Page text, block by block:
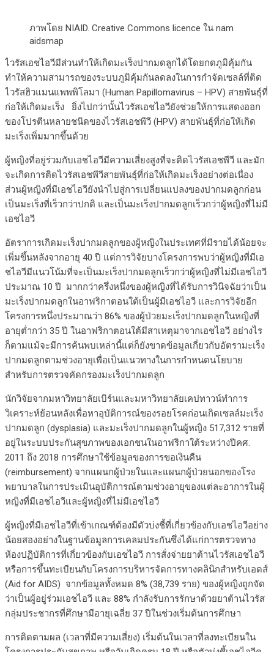
ภาพโดย NIAID. Creative Commons licence ใน nam
aidsmap
ไวรัสเอชไอวีมีส่วนทำให้เกิดมะเร็งปากมดลูกได้โดยกดภูมิคุ้มกัน
ทำให้ความสามารถของระบบภูมิคุ้มกันลดลงในการกำจัดเซลล์ที่ติด
ไวรัสฮิวแมนแพพพิโลมา (Human Papillomavirus – HPV) สายพันธุ์ที่
ก่อให้เกิดมะเร็ง ยิ่งไปกว่านั้นไวรัสเอชไอวียังช่วยให้การแสดงออก
ของโปรตีนหลายชนิดของไวรัสเอชพีวี (HPV) สายพันธุ์ที่ก่อให้เกิด
มะเร็งเพิ่มมากขึ้นด้วย
ผู้หญิงที่อยู่ร่วมกับเอชไอวีมีความเสี่ยงสูงที่จะติดไวรัสเอชพีวี และมัก
จะเกิดการติดไวรัสเอชพีวีสายพันธุ์ที่ก่อให้เกิดมะเร็งอย่างต่อเนื่อง
ส่วนผู้หญิงที่มีเอชไอวียังนำไปสู่การเปลี่ยนแปลงของปากมดลูกก่อน
เป็นมะเร็งที่เร็วกว่าปกติ และเป็นมะเร็งปากมดลูกเร็วกว่าผู้หญิงที่ไม่มี
เอชไอวี
อัตราการเกิดมะเร็งปากมดลูกของผู้หญิงในประเทศที่มีรายได้น้อยจะ
เพิ่มขึ้นหลังจากอายุ 40 ปี แต่การวิจัยบางโครงการพบว่าผู้หญิงที่มีเอ
ชไอวีมีแนวโน้มที่จะเป็นมะเร็งปากมดลูกเร็วกว่าผู้หญิงที่ไม่มีเอชไอวี
ประมาณ 10 ปี มากกว่าครึ่งหนึ่งของผู้หญิงที่ได้รับการวินิจฉัยว่าเป็น
มะเร็งปากมดลูกในอาฟริกาตอนใต้เป็นผู้มีเอชไอวี และการวิจัยอีก
โครงการหนึ่งประมาณว่า 86% ของผู้ป่วยมะเร็งปากมดลูกในหญิงที่
อายุต่ำกว่า 35 ปี ในอาฟริกาตอนใต้มีสาเหตุมาจากเอชไอวี อย่างไร
ก็ตามแม้จะมีการค้นพบเหล่านี้แต่ก็ยังขาดข้อมูลเกี่ยวกับอัตรามะเร็ง
ปากมดลูกตามช่วงอายุเพื่อเป็นแนวทางในการกำหนดนโยบาย
สำหรับการตรวจคัดกรองมะเร็งปากมดลูก
นักวิจัยจากมหาวิทยาลัยเบิร์นและมหาวิทยาลัยเคปทาวน์ทำการ
วิเคราะห์ย้อนหลังเพื่อหาอุบัติการณ์ของรอยโรคก่อนเกิดเซลล์มะเร็ง
ปากมดลูก (dysplasia) และมะเร็งปากมดลูกในผู้หญิง 517,312 รายที่
อยู่ในระบบประกันสุขภาพของเอกชนในอาฟริกาใต้ระหว่างปีคศ.
2011 ถึง 2018 การศึกษาใช้ข้อมูลของการขอเงินคืน
(reimbursement) จากแผนกผู้ป่วยในและแผนกผู้ป่วยนอกของโรง
พยาบาลในการประเมินอุบัติการณ์ตามช่วงอายุของแต่ละอาการในผู้
หญิงที่มีเอชไอวีและผู้หญิงที่ไม่มีเอชไอวี
ผู้หญิงที่มีเอชไอวีที่เข้าเกณฑ์ต้องมีตัวบ่งชี้ที่เกี่ยวข้องกับเอชไอวีอย่าง
น้อยสองอย่างในฐานข้อมูลการเคลมประกันซึ่งได้แก่การตรวจทาง
ห้องปฏิบัติการที่เกี่ยวข้องกับเอชไอวี การสั่งจ่ายยาต้านไวรัสเอชไอวี
หรือการขึ้นทะเบียนกับโครงการบริหารจัดการทางคลินิกสำหรับเอดส์
(Aid for AIDS) จากข้อมูลทั้งหมด 8% (38,739 ราย) ของผู้หญิงถูกจัด
ว่าเป็นผู้อยู่ร่วมเอชไอวี และ 88% กำลังรับการรักษาด้วยยาต้านไวรัส
กลุ่มประชากรที่ศึกษามีอายุเฉลี่ย 37 ปีในช่วงเริ่มต้นการศึกษา
การติดตามผล (เวลาที่มีความเสี่ยง) เริ่มต้นในเวลาที่ลงทะเบียนใน